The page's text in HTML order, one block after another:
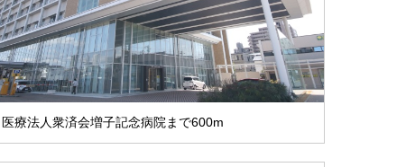
医療法人衆済会増子記念病院まで600m